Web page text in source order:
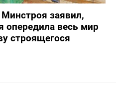
заявил,
опередила весь мир
строящегося